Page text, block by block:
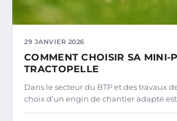
29 JANVIER 2026
COMMENT CHOISIR SA MINI-
TRACTOPELLE
Dans le secteur du BTP et des travaux
choix d’un engin de chantier adapté